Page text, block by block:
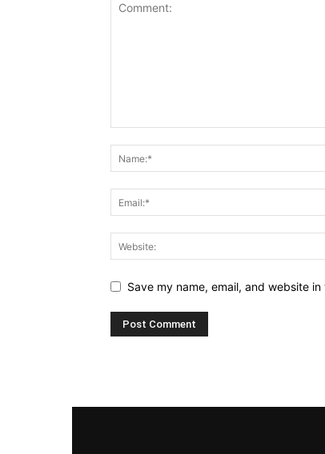
Save my name, email, and website